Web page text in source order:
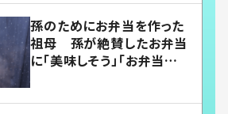
孫のためにお弁当を作った
祖母 孫が絶賛したお弁当
に「美味しそう」「お弁当すご